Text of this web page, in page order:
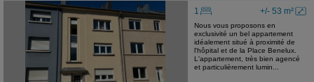
+/- 53 m²
1
Nous vous proposons en
exclusivité un bel appartement
idéalement situé à proximité de
l'hôpital et de la Place Benelux.
L'appartement, très bien agencé
et particulièrement lumin...